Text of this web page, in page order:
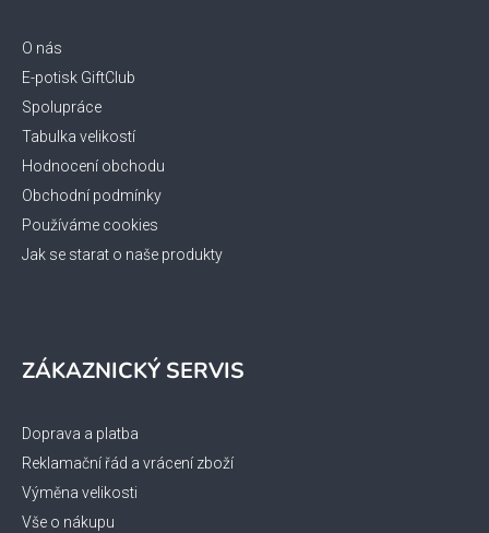
O nás
E-potisk GiftClub
Spolupráce
Tabulka velikostí
Hodnocení obchodu
Obchodní podmínky
Používáme cookies
Jak se starat o naše produkty
ZÁKAZNICKÝ SERVIS
Doprava a platba
Reklamační řád a vrácení zboží
Výměna velikosti
Vše o nákupu